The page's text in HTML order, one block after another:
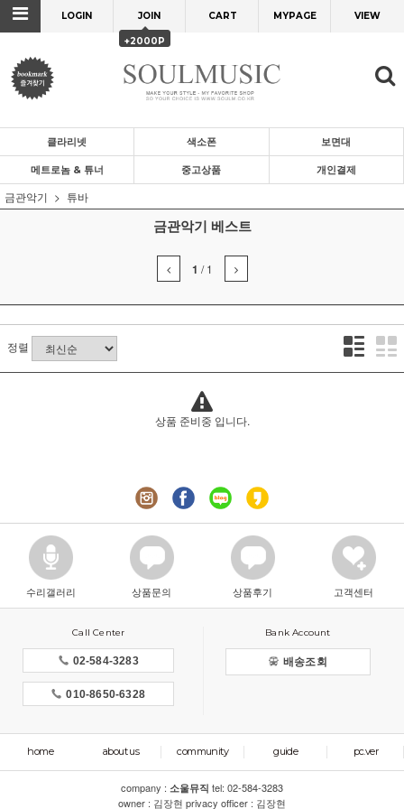
LOGIN JOIN
+2000P
CART MYPAGE VIEW
클라리넷 색소폰 보면대
메트로놈 & 튜너 중고상품 개인결제
금관악기 튜바
금관악기 베스트
1 /1
정렬
상품 준비중 입니다.
수리갤러리 상품문의 상품후기 고객센터
Call Center
02-584-3283
010-8650-6328
Bank Account
배송조회
home about us community guide pc.ver
company : 소울뮤직 tel: 02-584-3283
owner : 김장현 privacy officer : 김장현